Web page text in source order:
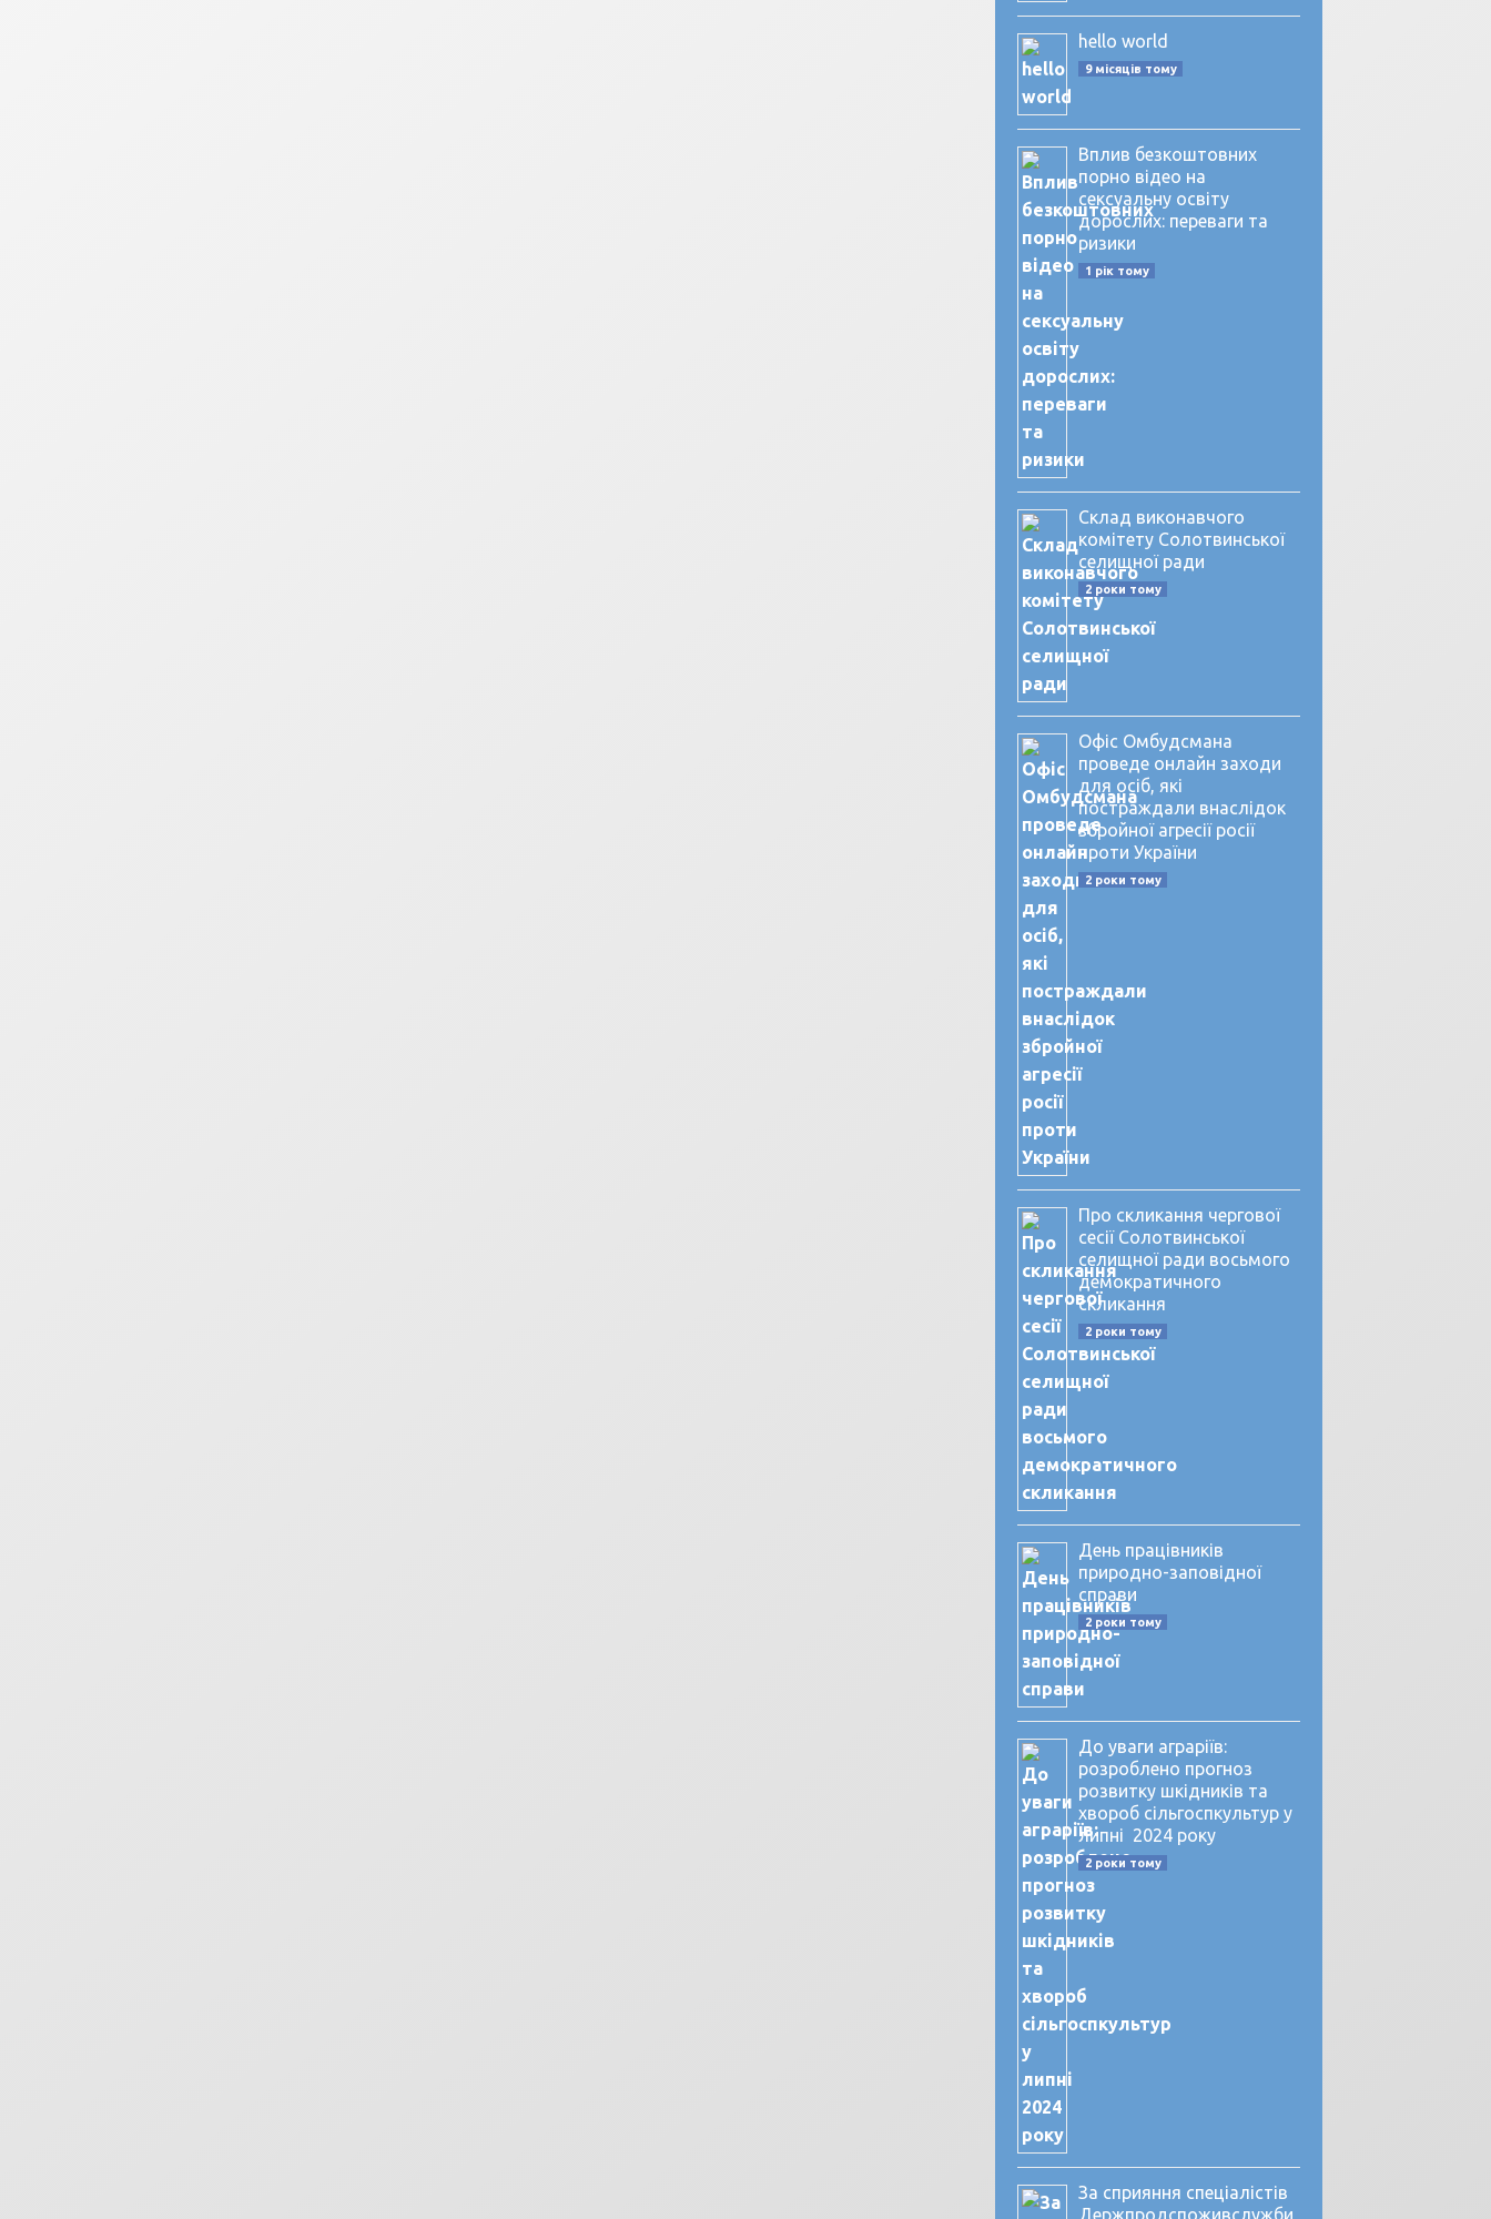
hello world
9 місяців тому
Вплив безкоштовних
порно відео на
сексуальну освіту
дорослих: переваги та
ризики
1 рік тому
Склад виконавчого
комітету Солотвинської
селищної ради
2 роки тому
Офіс Омбудсмана
проведе онлайн заходи
для осіб, які
постраждали внаслідок
збройної агресії росії
проти України
2 роки тому
Про скликання чергової
сесії Солотвинської
селищної ради восьмого
демократичного
скликання
2 роки тому
День працівників
природно-заповідної
справи
2 роки тому
До уваги аграріїв:
розроблено прогноз
розвитку шкідників та
хвороб сільгоспкультур у
липні 2024 року
2 роки тому
За сприяння спеціалістів
Держпродспоживслужби